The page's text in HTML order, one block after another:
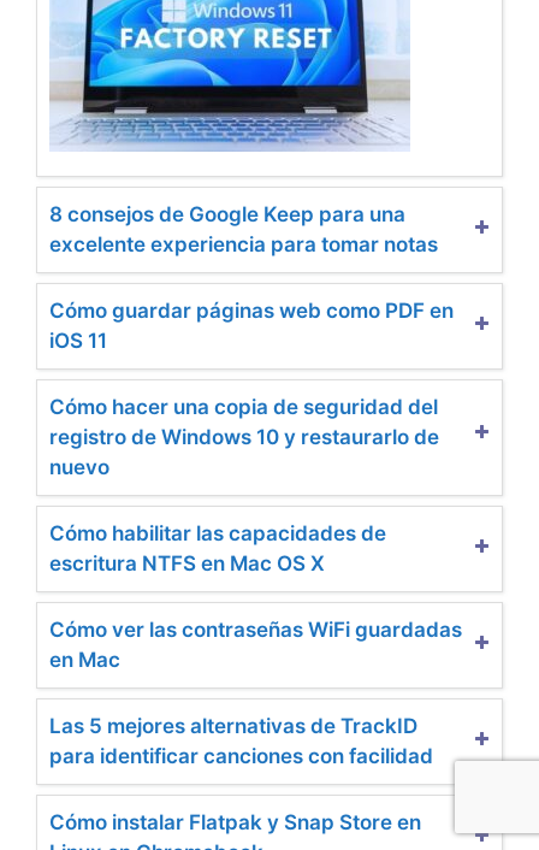
8 consejos de Google Keep para una
excelente experiencia para tomar notas
Cómo guardar páginas web como PDF en
iOS 11
Cómo hacer una copia de seguridad del
registro de Windows 10 y restaurarlo de
nuevo
Cómo habilitar las capacidades de
escritura NTFS en Mac OS X
Cómo ver las contraseñas WiFi guardadas
en Mac
Las 5 mejores alternativas de TrackID
para identificar canciones con facilidad
Cómo instalar Flatpak y Snap Store en